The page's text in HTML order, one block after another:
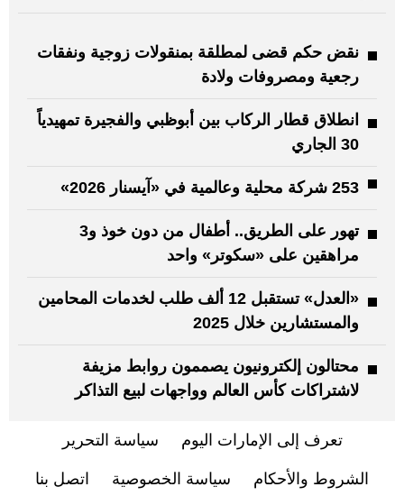
نقض حكم قضى لمطلقة بمنقولات زوجية ونفقات
رجعية ومصروفات ولادة
انطلاق قطار الركاب بين أبوظبي والفجيرة تمهيدياً
30 الجاري
253 شركة محلية وعالمية في «آيسنار 2026»
تهور على الطريق.. أطفال من دون خوذ و3
مراهقين على «سكوتر» واحد
«العدل» تستقبل 12 ألف طلب لخدمات المحامين
والمستشارين خلال 2025
محتالون إلكترونيون يصممون روابط مزيفة
لاشتراكات كأس العالم وواجهات لبيع التذاكر
تعرف إلى الإمارات اليوم سياسة التحرير
الشروط والأحكام سياسة الخصوصية اتصل بنا